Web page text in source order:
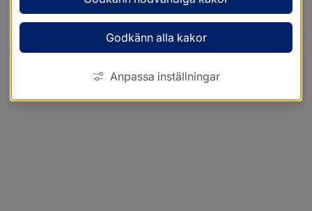
Godkänn alla kakor
Anpassa inställningar